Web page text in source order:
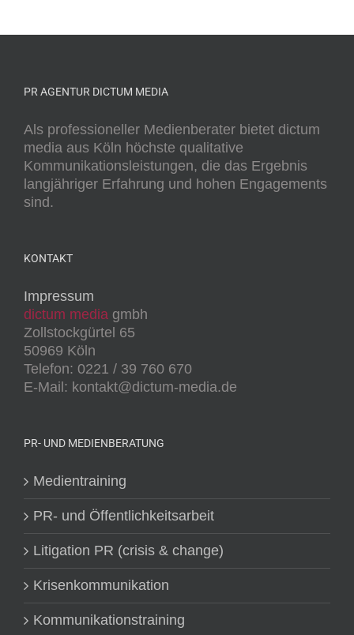
PR AGENTUR DICTUM MEDIA
Als professioneller Medienberater bietet dictum
media aus Köln höchste qualitative
Kommunikationsleistungen, die das Ergebnis
langjähriger Erfahrung und hohen Engagements
sind.
KONTAKT
Impressum
dictum media gmbh
Zollstockgürtel 65
50969 Köln
Telefon: 0221 / 39 760 670
E-Mail: kontakt@dictum-media.de
PR- UND MEDIENBERATUNG
Medientraining
PR- und Öffentlichkeitsarbeit
Litigation PR (crisis & change)
Krisenkommunikation
Kommunikationstraining